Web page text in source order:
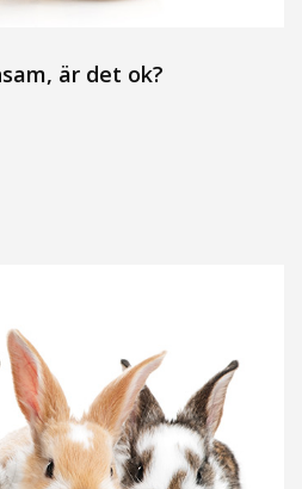
är det ok?